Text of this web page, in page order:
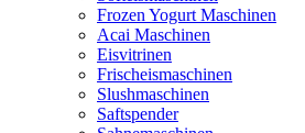
Frozen Yogurt Maschinen
Acai Maschinen
Eisvitrinen
Frischeismaschinen
Slushmaschinen
Saftspender